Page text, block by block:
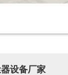
设备厂家